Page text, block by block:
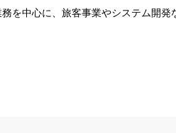
を中心に、旅客事業やシステム開発